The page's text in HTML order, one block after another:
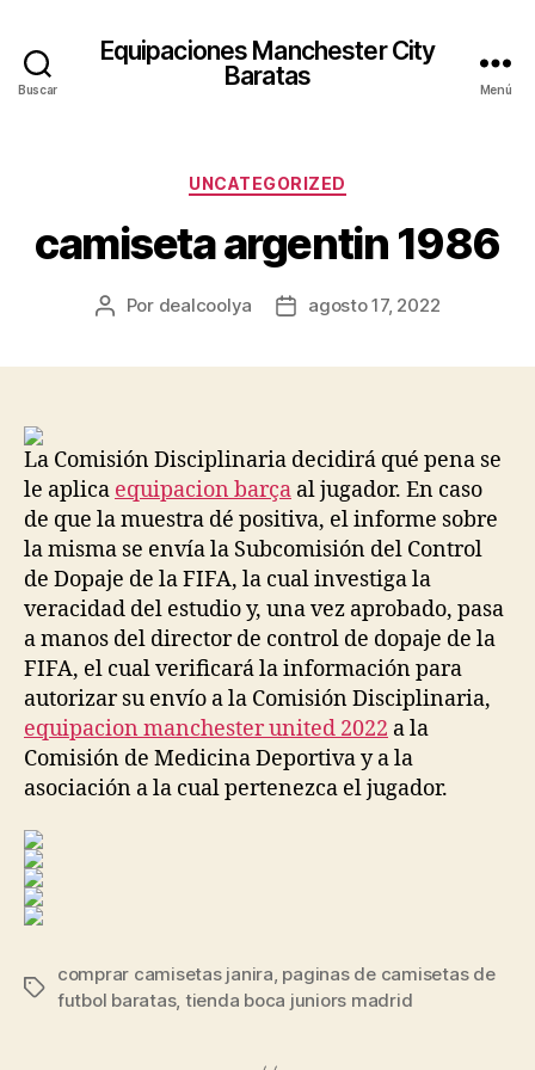
Buscar
Equipaciones Manchester City
Baratas
Menú
Categorías
UNCATEGORIZED
camiseta argentin 1986
Autor
Por dealcoolya
Fechaagosto 17, 2022
La Comisión Disciplinaria decidirá qué pena se
le aplica equipacion barça al jugador. En caso
de que la muestra dé positiva, el informe sobre
la misma se envía la Subcomisión del Control
de Dopaje de la FIFA, la cual investiga la
veracidad del estudio y, una vez aprobado, pasa
a manos del director de control de dopaje de la
FIFA, el cual verificará la información para
autorizar su envío a la Comisión Disciplinaria,
equipacion manchester united 2022 a la
Comisión de Medicina Deportiva y a la
asociación a la cual pertenezca el jugador.
Etiquetas
comprar camisetas janira, paginas de camisetas de
futbol baratas, tienda boca juniors madrid